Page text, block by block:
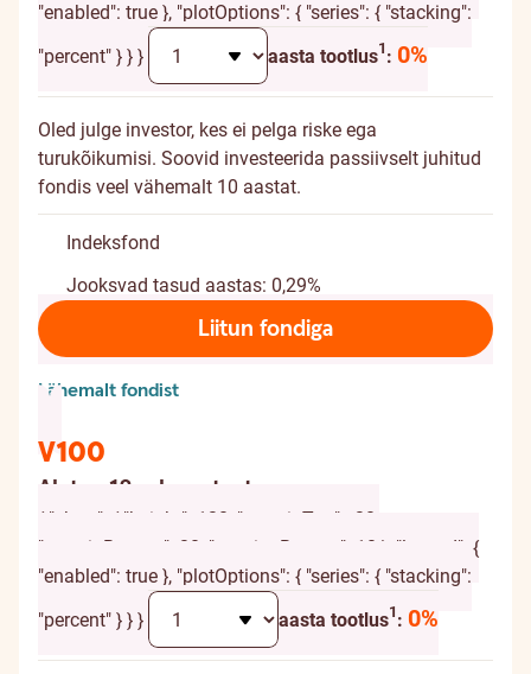
"enabled": true }, "plotOptions": { "series": { "stacking":
"percent" } } }
aasta tootlus1
Täiendav selgitus
: 0%
Oled julge investor, kes ei pelga riske ega
turukõikumisi. Soovid investeerida passiivselt juhitud
fondis veel vähemalt 10 aastat.
Indeksfond
Jooksvad tasud aastas: 0,29%
Liitun fondiga
Lähemalt fondist
V100
Alates 18. eluaastast
{ "chart": { "height": 120, "marginTop": -20,
"marginBottom": 20, "spacingBottom": 10 }, "legend": {
"enabled": true }, "plotOptions": { "series": { "stacking":
"percent" } } }
aasta tootlus1
Täiendav selgitus
: 0%